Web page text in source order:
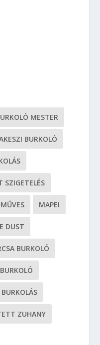
MESTER
BURKOLÓ
SZIGETELÉS
MAPEI
DUST
BURKOLÓ
ZUHANY